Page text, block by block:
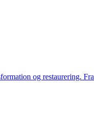
og restaurering.